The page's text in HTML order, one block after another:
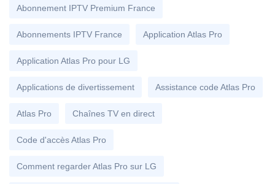
Abonnement IPTV Premium France
Abonnements IPTV France Application Atlas Pro
Application Atlas Pro pour LG
Applications de divertissement Assistance code Atlas Pro
Atlas Pro Chaînes TV en direct
Code d'accès Atlas Pro
Comment regarder Atlas Pro sur LG